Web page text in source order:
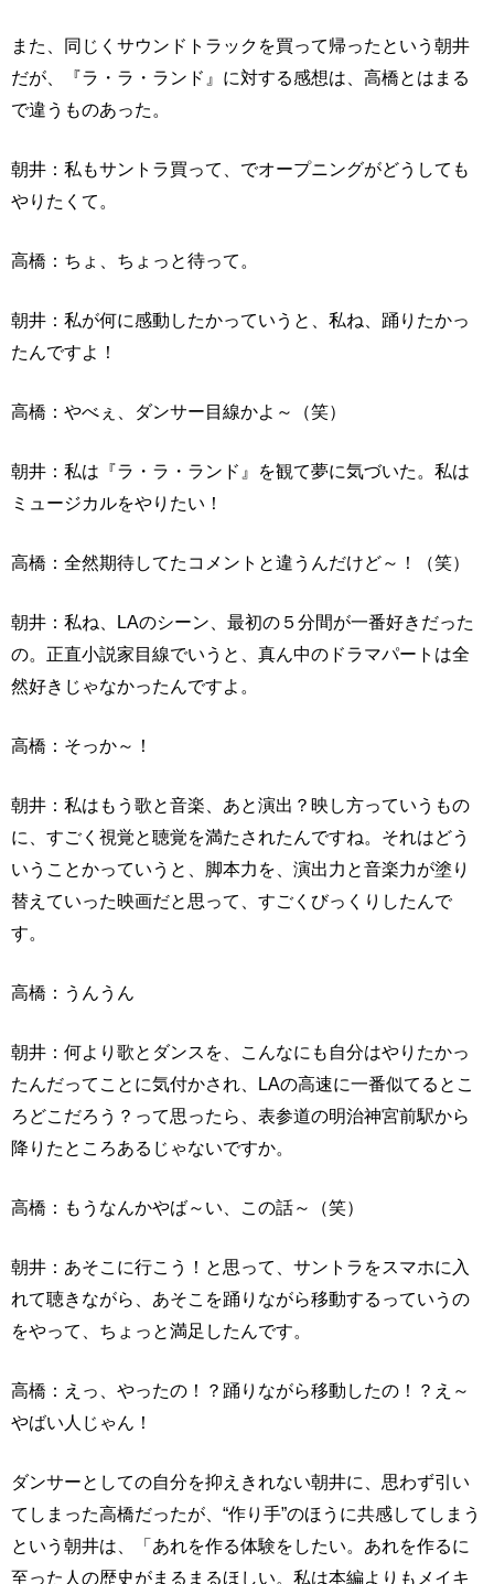
また、同じくサウンドトラックを買って帰ったという朝井
だが、『ラ・ラ・ランド』に対する感想は、高橋とはまる
で違うものあった。
朝井：私もサントラ買って、でオープニングがどうしても
やりたくて。
高橋：ちょ、ちょっと待って。
朝井：私が何に感動したかっていうと、私ね、踊りたかっ
たんですよ！
高橋：やべぇ、ダンサー目線かよ～（笑）
朝井：私は『ラ・ラ・ランド』を観て夢に気づいた。私は
ミュージカルをやりたい！
高橋：全然期待してたコメントと違うんだけど～！（笑）
朝井：私ね、LAのシーン、最初の５分間が一番好きだった
の。正直小説家目線でいうと、真ん中のドラマパートは全
然好きじゃなかったんですよ。
高橋：そっか～！
朝井：私はもう歌と音楽、あと演出？映し方っていうもの
に、すごく視覚と聴覚を満たされたんですね。それはどう
いうことかっていうと、脚本力を、演出力と音楽力が塗り
替えていった映画だと思って、すごくびっくりしたんで
す。
高橋：うんうん
朝井：何より歌とダンスを、こんなにも自分はやりたかっ
たんだってことに気付かされ、LAの高速に一番似てるとこ
ろどこだろう？って思ったら、表参道の明治神宮前駅から
降りたところあるじゃないですか。
高橋：もうなんかやば～い、この話～（笑）
朝井：あそこに行こう！と思って、サントラをスマホに入
れて聴きながら、あそこを踊りながら移動するっていうの
をやって、ちょっと満足したんです。
高橋：えっ、やったの！？踊りながら移動したの！？え～
やばい人じゃん！
ダンサーとしての自分を抑えきれない朝井に、思わず引い
てしまった高橋だったが、“作り手”のほうに共感してしまう
という朝井は、「あれを作る体験をしたい。あれを作るに
至った人の歴史がまるまるほしい。私は本編よりもメイキ